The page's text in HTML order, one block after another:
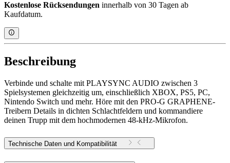
Kostenlose Rücksendungen innerhalb von 30 Tagen ab
Kaufdatum.
Beschreibung
Verbinde und schalte mit PLAYSYNC AUDIO zwischen 3
Spielsystemen gleichzeitig um, einschließlich XBOX, PS5, PC,
Nintendo Switch und mehr. Höre mit den PRO-G GRAPHENE-
Treibern Details in dichten Schlachtfeldern und kommandiere
deinen Trupp mit dem hochmodernen 48-kHz-Mikrofon.
Technische Daten und Kompatibilität